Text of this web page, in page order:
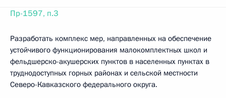
Пр-1597, п.3
Разработать комплекс мер, направленных на обеспечение
устойчивого функционирования малокомплектных школ и
фельдшерско-акушерских пунктов в населенных пунктах в
труднодоступных горных районах и сельской местности
Северо-Кавказского федерального округа.